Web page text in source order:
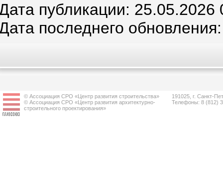
публикации: 25.05.2026
последнего
© Ассоциация СРО «Центр развития строительства»
© Ассоциация СРО «Центр развития архитектурно-
строительного проектирования»
191025, г. Санкт-
Телефоны: 8 (812)